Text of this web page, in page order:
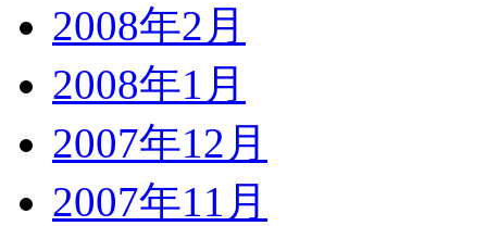
2008年2月
2008年1月
2007年12月
2007年11月